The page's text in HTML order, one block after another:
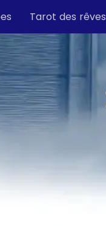
Tarot des rêves